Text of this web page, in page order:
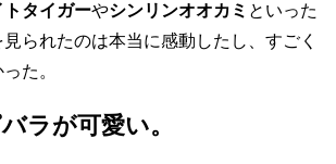
トタイガーやシンリンオオカミ といった
られたのは本当に感動したし、すごく
た。
ラが可愛い。